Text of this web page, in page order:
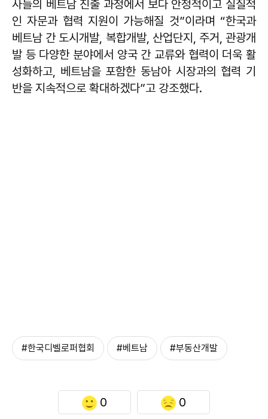
사들의 베트남 진출 과정에서 보다 안정적이고 실질적
인 자문과 협력 지원이 가능해질 것”이라며 “한국과
베트남 간 도시개발, 복합개발, 산업단지, 주거, 관광개
발 등 다양한 분야에서 양국 간 교류와 협력이 더욱 활
성화하고, 베트남을 포함한 동남아 시장과의 협력 기
반을 지속적으로 확대하겠다”고 강조했다.
#한국디벨로퍼협회 #베트남 #부동산개발
0 0